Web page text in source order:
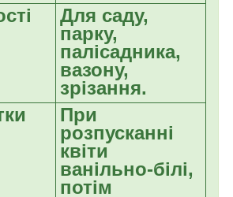
Для саду,
парку,
палісадника,
вазону,
зрізання.
При
розпусканні
квіти
ванільно-білі,
потім